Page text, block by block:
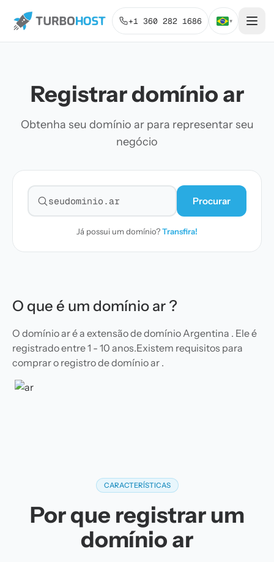
+1 360 282 1686 ▾
Registrar domínio ar
Obtenha seu domínio ar para representar seu
negócio
Pesquisar domínio
Procurar
Já possui um domínio?Transfira!
O que é um domínio ar ?
O domínio ar é a extensão de domínio Argentina . Ele é
registrado entre 1 - 10 anos.Existem requisitos para
comprar o registro de domínio ar .
CARACTERÍSTICAS
Por que registrar um
domínio ar